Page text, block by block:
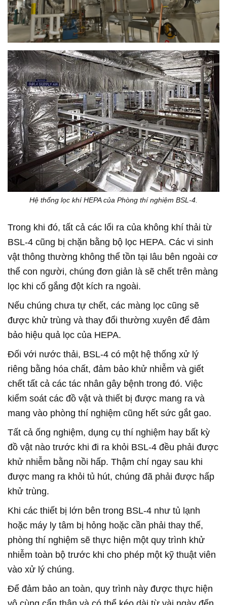
Hệ thống lọc khí HEPA của Phòng thí nghiệm BSL-4.
Trong khi đó, tất cả các lối ra của không khí thải từ
BSL-4 cũng bị chặn bằng bộ lọc HEPA. Các vi sinh
vật thông thường không thể tồn tại lâu bên ngoài cơ
thể con người, chúng đơn giản là sẽ chết trên màng
lọc khi cố gắng đột kích ra ngoài.
Nếu chúng chưa tự chết, các màng lọc cũng sẽ
được khử trùng và thay đổi thường xuyên để đảm
bảo hiệu quả lọc của HEPA.
Đối với nước thải, BSL-4 có một hệ thống xử lý
riêng bằng hóa chất, đảm bảo khử nhiễm và giết
chết tất cả các tác nhân gây bệnh trong đó. Việc
kiểm soát các đồ vật và thiết bị được mang ra và
mang vào phòng thí nghiệm cũng hết sức gắt gao.
Tất cả ống nghiệm, dụng cụ thí nghiệm hay bất kỳ
đồ vật nào trước khi đi ra khỏi BSL-4 đều phải được
khử nhiễm bằng nồi hấp. Thậm chí ngay sau khi
được mang ra khỏi tủ hút, chúng đã phải được hấp
khử trùng.
Khi các thiết bị lớn bên trong BSL-4 như tủ lạnh
hoặc máy ly tâm bị hỏng hoặc cần phải thay thế,
phòng thí nghiệm sẽ thực hiện một quy trình khử
nhiễm toàn bộ trước khi cho phép một kỹ thuật viên
vào xử lý chúng.
Để đảm bảo an toàn, quy trình này được thực hiện